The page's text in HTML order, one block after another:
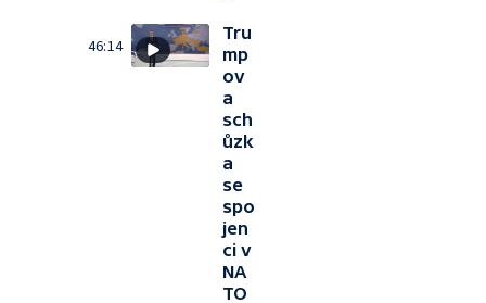
46:14
Tru
mp
ov
a
sch
ůzk
a
se
spo
jen
ci v
NA
TO